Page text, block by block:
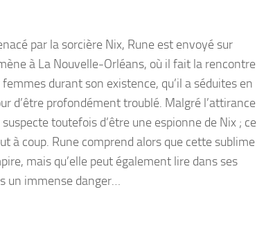
par la sorcière Nix, Rune est envoyé sur
à La Nouvelle-Orléans, où il fait la rencontre
durant son existence, qu’il a séduites en
d’être profondément troublé. Malgré l’attirance
toutefois d’être une espionne de Nix ; ce
à coup. Rune comprend alors que cette sublime
mais qu’elle peut également lire dans ses
un immense danger…